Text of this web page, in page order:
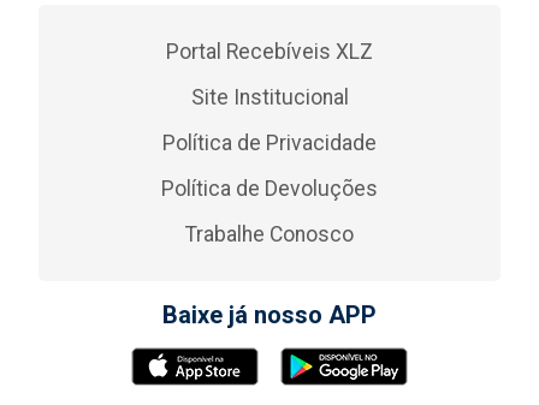
Portal Recebíveis XLZ
Site Institucional
Política de Privacidade
Política de Devoluções
Trabalhe Conosco
Baixe já nosso APP